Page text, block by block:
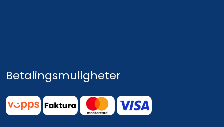
Betalingsmuligheter